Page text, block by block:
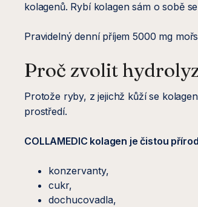
kolagenů. Rybí kolagen sám o sobě
Pravidelný denní příjem 5000 mg
Proč zvolit
Protože ryby, z jejichž kůží se
prostředí.
COLLAMEDIC kolagen je čistou
konzervanty,
cukr,
dochucovadla,